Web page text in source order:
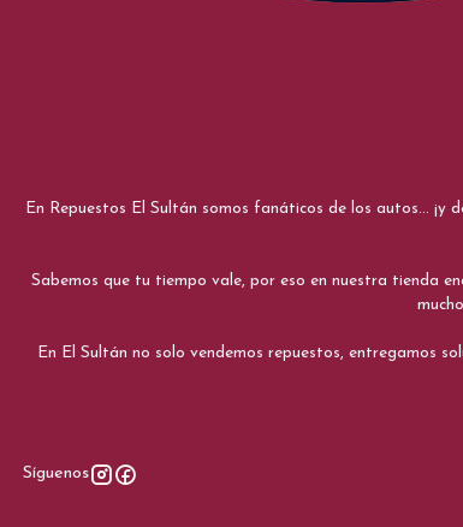
En Repuestos El Sultán somos fanáticos de los autos...
Sabemos que tu tiempo vale, por eso en nuestra tienda
En El Sultán no solo vendemos repuestos, entregamos
Síguenos